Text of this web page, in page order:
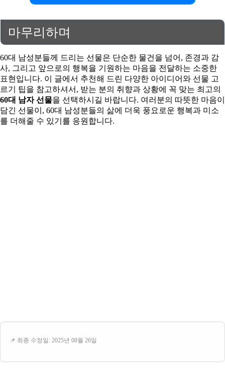
마무리하며
60대 남성분들께 드리는 선물은 단순한 물건을 넘어, 존경과 감
사, 그리고 앞으로의 행복을 기원하는 마음을 전달하는 소중한
표현입니다. 이 글에서 추천해 드린 다양한 아이디어와 선물 고
르기 팁을 참고하셔서, 받는 분의 취향과 상황에 꼭 맞는 최고의
60대 남자 선물을 선택하시길 바랍니다. 여러분의 따뜻한 마음이
담긴 선물이, 60대 남성분들의 삶에 더욱 풍요로운 행복과 미소
를 더해줄 수 있기를 응원합니다.
📌 최종 수정일: 2025년 08월 26일